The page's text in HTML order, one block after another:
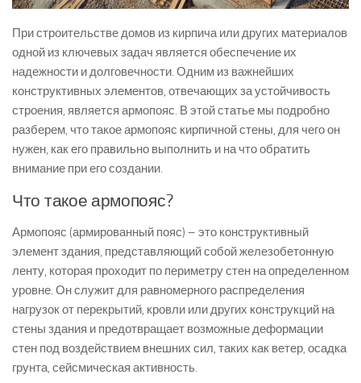
При строительстве домов из кирпича или других материалов
одной из ключевых задач является обеспечение их
надежности и долговечности. Одним из важнейших
конструктивных элементов, отвечающих за устойчивость
строения, является армопояс. В этой статье мы подробно
разберем, что такое армопояс кирпичной стены, для чего он
нужен, как его правильно выполнить и на что обратить
внимание при его создании.
Что такое армопояс?
Армопояс (армированный пояс) – это конструктивный
элемент здания, представляющий собой железобетонную
ленту, которая проходит по периметру стен на определенном
уровне. Он служит для равномерного распределения
нагрузок от перекрытий, кровли или других конструкций на
стены здания и предотвращает возможные деформации
стен под воздействием внешних сил, таких как ветер, осадка
грунта, сейсмическая активность.